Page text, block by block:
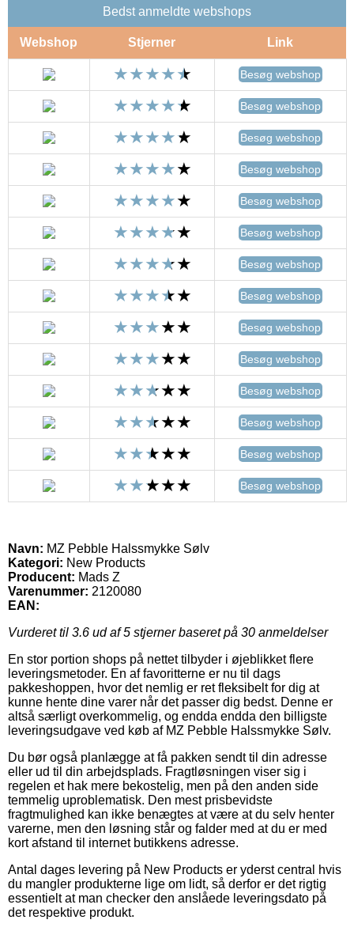
Bedst anmeldte webshops
Webshop Stjerner Link
Besøg webshop
Besøg webshop
Besøg webshop
Besøg webshop
Besøg webshop
Besøg webshop
Besøg webshop
Besøg webshop
Besøg webshop
Besøg webshop
Besøg webshop
Besøg webshop
Besøg webshop
Besøg webshop
Navn: MZ Pebble Halssmykke Sølv
Kategori: New Products
Producent: Mads Z
Varenummer: 2120080
EAN:
Vurderet til 3.6 ud af 5 stjerner baseret på 30 anmeldelser
En stor portion shops på nettet tilbyder i øjeblikket flere
leveringsmetoder. En af favoritterne er nu til dags
pakkeshoppen, hvor det nemlig er ret fleksibelt for dig at
kunne hente dine varer når det passer dig bedst. Denne er
altså særligt overkommelig, og endda endda den billigste
leveringsudgave ved køb af MZ Pebble Halssmykke Sølv.
Du bør også planlægge at få pakken sendt til din adresse
eller ud til din arbejdsplads. Fragtløsningen viser sig i
regelen et hak mere bekostelig, men på den anden side
temmelig uproblematisk. Den mest prisbevidste
fragtmulighed kan ikke benægtes at være at du selv henter
varerne, men den løsning står og falder med at du er med
kort afstand til internet butikkens adresse.
Antal dages levering på New Products er yderst central hvis
du mangler produkterne lige om lidt, så derfor er det rigtig
essentielt at man checker den anslåede leveringsdato på
det respektive produkt.